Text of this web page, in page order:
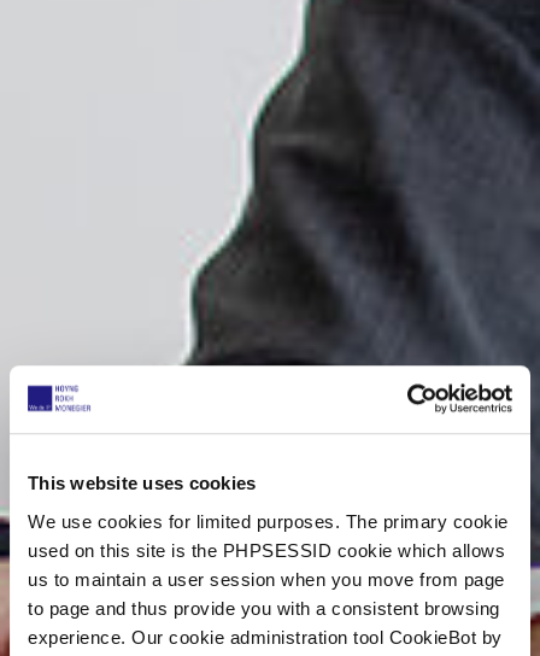
This website uses cookies
We use cookies for limited purposes. The primary cookie
used on this site is the PHPSESSID cookie which allows
us to maintain a user session when you move from page
to page and thus provide you with a consistent browsing
experience. Our cookie administration tool CookieBot by